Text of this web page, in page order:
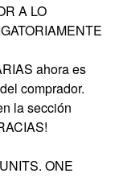
A LO
ahora es
comprador.
la sección
ONE